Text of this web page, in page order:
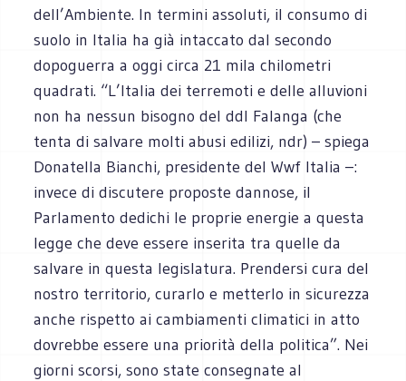
dell’Ambiente. In termini assoluti, il consumo di
suolo in Italia ha già intaccato dal secondo
dopoguerra a oggi circa 21 mila chilometri
quadrati. “L’Italia dei terremoti e delle alluvioni
non ha nessun bisogno del ddl Falanga (che
tenta di salvare molti abusi edilizi, ndr) – spiega
Donatella Bianchi, presidente del Wwf Italia –:
invece di discutere proposte dannose, il
Parlamento dedichi le proprie energie a questa
legge che deve essere inserita tra quelle da
salvare in questa legislatura. Prendersi cura del
nostro territorio, curarlo e metterlo in sicurezza
anche rispetto ai cambiamenti climatici in atto
dovrebbe essere una priorità della politica”. Nei
giorni scorsi, sono state consegnate al